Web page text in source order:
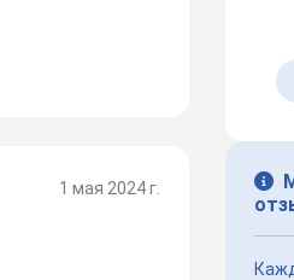
1 мая 2024 г.